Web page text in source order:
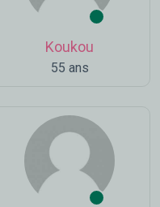
Koukou
55 ans